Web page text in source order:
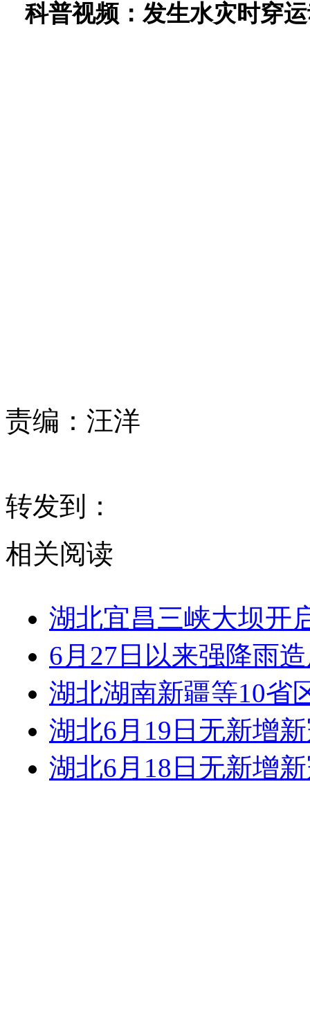
科普视频：发生水灾时穿
责编： 汪洋
转发到：
相关阅读
湖北宜昌三峡大坝开
6月27日以来强降雨
湖北湖南新疆等10省
湖北6月19日无新增
湖北6月18日无新增